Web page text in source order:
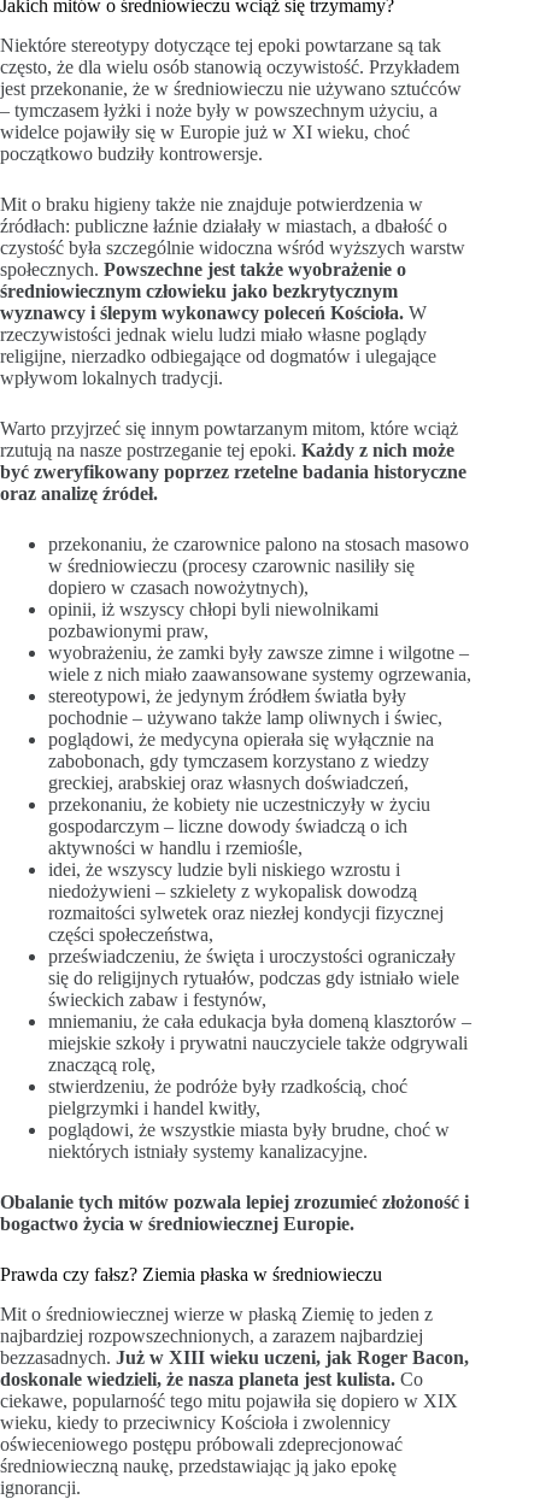
Jakich mitów o średniowieczu wciąż się trzymamy?
Niektóre stereotypy dotyczące tej epoki powtarzane są tak
często, że dla wielu osób stanowią oczywistość. Przykładem
jest przekonanie, że w średniowieczu nie używano sztućców
– tymczasem łyżki i noże były w powszechnym użyciu, a
widelce pojawiły się w Europie już w XI wieku, choć
początkowo budziły kontrowersje.
Mit o braku higieny także nie znajduje potwierdzenia w
źródłach: publiczne łaźnie działały w miastach, a dbałość o
czystość była szczególnie widoczna wśród wyższych warstw
społecznych. Powszechne jest także wyobrażenie o
średniowiecznym człowieku jako bezkrytycznym
wyznawcy i ślepym wykonawcy poleceń Kościoła. W
rzeczywistości jednak wielu ludzi miało własne poglądy
religijne, nierzadko odbiegające od dogmatów i ulegające
wpływom lokalnych tradycji.
Warto przyjrzeć się innym powtarzanym mitom, które wciąż
rzutują na nasze postrzeganie tej epoki. Każdy z nich może
być zweryfikowany poprzez rzetelne badania historyczne
oraz analizę źródeł.
przekonaniu, że czarownice palono na stosach masowo
w średniowieczu (procesy czarownic nasiliły się
dopiero w czasach nowożytnych),
opinii, iż wszyscy chłopi byli niewolnikami
pozbawionymi praw,
wyobrażeniu, że zamki były zawsze zimne i wilgotne –
wiele z nich miało zaawansowane systemy ogrzewania,
stereotypowi, że jedynym źródłem światła były
pochodnie – używano także lamp oliwnych i świec,
poglądowi, że medycyna opierała się wyłącznie na
zabobonach, gdy tymczasem korzystano z wiedzy
greckiej, arabskiej oraz własnych doświadczeń,
przekonaniu, że kobiety nie uczestniczyły w życiu
gospodarczym – liczne dowody świadczą o ich
aktywności w handlu i rzemiośle,
idei, że wszyscy ludzie byli niskiego wzrostu i
niedożywieni – szkielety z wykopalisk dowodzą
rozmaitości sylwetek oraz niezłej kondycji fizycznej
części społeczeństwa,
przeświadczeniu, że święta i uroczystości ograniczały
się do religijnych rytuałów, podczas gdy istniało wiele
świeckich zabaw i festynów,
mniemaniu, że cała edukacja była domeną klasztorów –
miejskie szkoły i prywatni nauczyciele także odgrywali
znaczącą rolę,
stwierdzeniu, że podróże były rzadkością, choć
pielgrzymki i handel kwitły,
poglądowi, że wszystkie miasta były brudne, choć w
niektórych istniały systemy kanalizacyjne.
Obalanie tych mitów pozwala lepiej zrozumieć złożoność i
bogactwo życia w średniowiecznej Europie.
Prawda czy fałsz? Ziemia płaska w średniowieczu
Mit o średniowiecznej wierze w płaską Ziemię to jeden z
najbardziej rozpowszechnionych, a zarazem najbardziej
bezzasadnych. Już w XIII wieku uczeni, jak Roger Bacon,
doskonale wiedzieli, że nasza planeta jest kulista. Co
ciekawe, popularność tego mitu pojawiła się dopiero w XIX
wieku, kiedy to przeciwnicy Kościoła i zwolennicy
oświeceniowego postępu próbowali zdeprecjonować
średniowieczną naukę, przedstawiając ją jako epokę
ignorancji.